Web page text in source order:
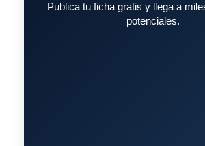
Publica tu ficha gratis y llega a
potenciales.